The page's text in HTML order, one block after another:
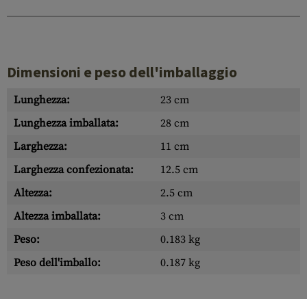
Dimensioni e peso dell'imballaggio
Lunghezza:
23 cm
Lunghezza imballata:
28 cm
Larghezza:
11 cm
Larghezza confezionata:
12.5 cm
Altezza:
2.5 cm
Altezza imballata:
3 cm
Peso:
0.183 kg
Peso dell'imballo:
0.187 kg